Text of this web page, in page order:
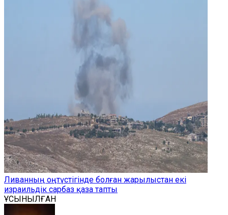
Ливанның оңтүстігінде болған жарылыстан екі
израильдік сарбаз қаза тапты
ҰСЫНЫЛҒАН